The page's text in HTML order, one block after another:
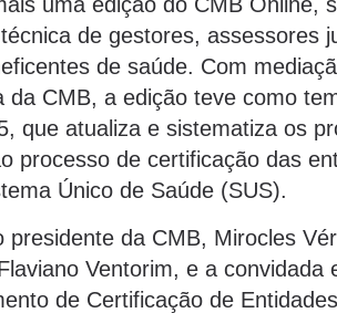
de gestores, assessores
de saúde. Com
da CMB, a edição teve como
que atualiza e sistematiza os
processo de certificação das
Único de Saúde (SUS).
da CMB, Mirocles
Ventorim, e a convidada
de Certificação de